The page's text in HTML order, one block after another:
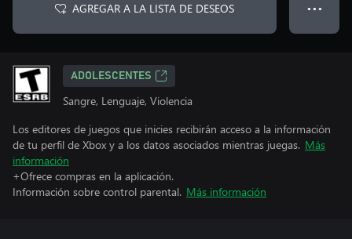
AGREGAR A LA LISTA DE DESEOS ● ● ●
ADOLESCENTES
Sangre, Lenguaje, Violencia
Los editores de juegos que inicies recibirán acceso a la información
de tu perfil de Xbox y a los datos asociados mientras juegas. Más
información
+Ofrece compras en la aplicación.
Información sobre control parental. Más información